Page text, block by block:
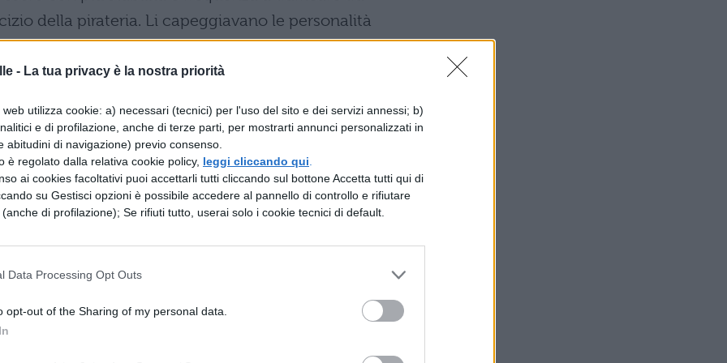
- La tua privacy è la nostra priorità
utilizza cookie: a) necessari (tecnici) per l'uso del sito e dei servizi annessi; b)
e di profilazione, anche di terze parti, per mostrarti annunci personalizzati in
abitudini di navigazione) previo consenso.
è regolato dalla relativa cookie policy, leggi cliccando qui
ai cookies facoltativi puoi accettarli tutti cliccando sul bottone Accetta tutti qui di
su Gestisci opzioni è possibile accedere al pannello di controllo e rifiutare
di profilazione); Se rifiuti tutto, userai solo i cookie tecnici di default.
Data Processing Opt Outs
opt-out of the Sharing of my personal data.
della pirateria. Li capeggiavano le personalità
reperire il cibo necessario agli individui più
centri sforniti di mura difensive, costituiti di
le loro risorse vitali provenivano
che mentre non aveva ancora in sé nulla di
per procurarsi una discreta rinomanza. Ne
continente, che ancora ai nostri tempi si
questa professione e i poeti antichi, che
ai loro eroi, in qualsiasi approdo sbarchino, la
non suscitano affatto l’impressione di
che la giudichino indegna quelli che esigono
praticavano un brigantaggio reciproco. E
la vita si svolge con queste antiquate
ad esempio, degli Etoli e degli Acarnani e